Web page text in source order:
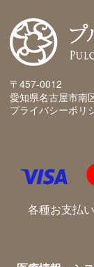
〒457-0012
愛知県名古屋市南
プライバシーポリ
各種お支払